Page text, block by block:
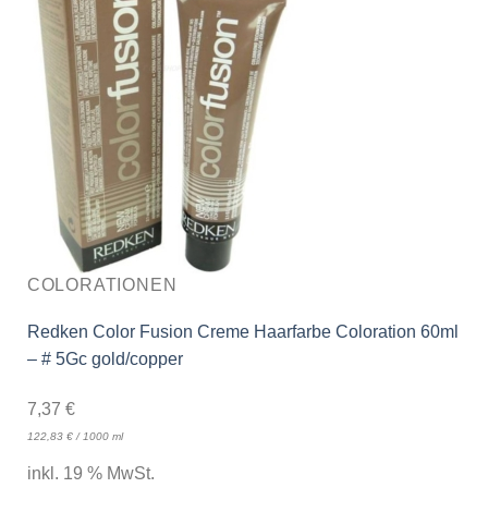
COLORATIONEN
Redken Color Fusion Creme Haarfarbe Coloration 60ml
– # 5Gc gold/copper
7,37 €
122,83 €/ 1000 ml
inkl. 19 % MwSt.